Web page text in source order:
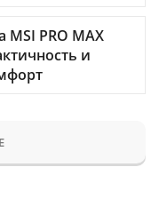
PRO MAX
и